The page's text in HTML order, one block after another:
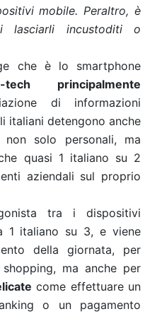
mobile. Peraltro, è
lasciarli incustoditi o
che è lo smartphone
principalmente
di informazioni
italiani detengono anche
non solo personali, ma
quasi 1 italiano su 2
aziendali sul proprio
tra i dispositivi
1 italiano su 3, e viene
della giornata, per
ma anche per
come effettuare un
o un pagamento